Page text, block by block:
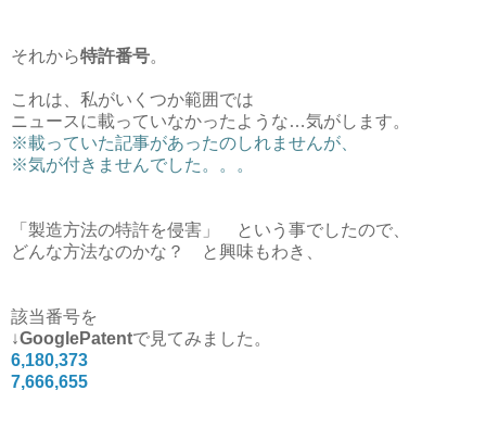
それから特許番号。
これは、私がいくつか範囲では
ニュースに載っていなかったような…気がします。
※載っていた記事があったのしれませんが、
※気が付きませんでした。。。
「製造方法の特許を侵害」 という事でしたので、
どんな方法なのかな？ と興味もわき、
該当番号を
↓GooglePatentで見てみました。
6,180,373
7,666,655